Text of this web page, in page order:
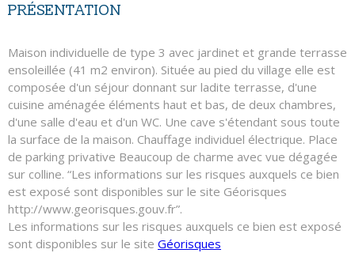
PRÉSENTATION
Maison individuelle de type 3 avec jardinet et grande terrasse
ensoleillée (41 m2 environ). Située au pied du village elle est
composée d'un séjour donnant sur ladite terrasse, d'une
cuisine aménagée éléments haut et bas, de deux chambres,
d'une salle d'eau et d'un WC. Une cave s'étendant sous toute
la surface de la maison. Chauffage individuel électrique. Place
de parking privative Beaucoup de charme avec vue dégagée
sur colline. “Les informations sur les risques auxquels ce bien
est exposé sont disponibles sur le site Géorisques
http://www.georisques.gouv.fr”.
Les informations sur les risques auxquels ce bien est exposé
sont disponibles sur le site Géorisques